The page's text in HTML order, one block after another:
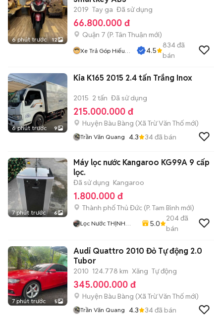
6 phút trước 12
2019 Tay ga Đã sử dụng
66.800.000 đ
Quận 7 (P. Tân Thuận mới)
Xe Trả Góp Hiếu
4.5
834đã
bán
6 phút trước 9
Kia K165 2015 2.4 tấn Trắng Inox
2015 2 tấn Đã sử dụng
215.000.000 đ
Huyện Bàu Bàng (Xã Trừ Văn Thố mới)
Trần Văn Quang 4.3 34đã bán
7 phút trước 6
Máy lọc nước Kangaroo KG99A 9 cấp
lọc.
Đã sử dụng Kangaroo
1.800.000 đ
Thành phố Thủ Đức (P. Tam Bình mới)
Lọc Nước THỊNH
5.0
204đã
bán
7 phút trước 5
Audi Quattro 2010 Đỏ Tự động 2.0
Tubor
2010 124.778 km Xăng Tự động
345.000.000 đ
Huyện Bàu Bàng (Xã Trừ Văn Thố mới)
Trần Văn Quang 4.3 34đã bán